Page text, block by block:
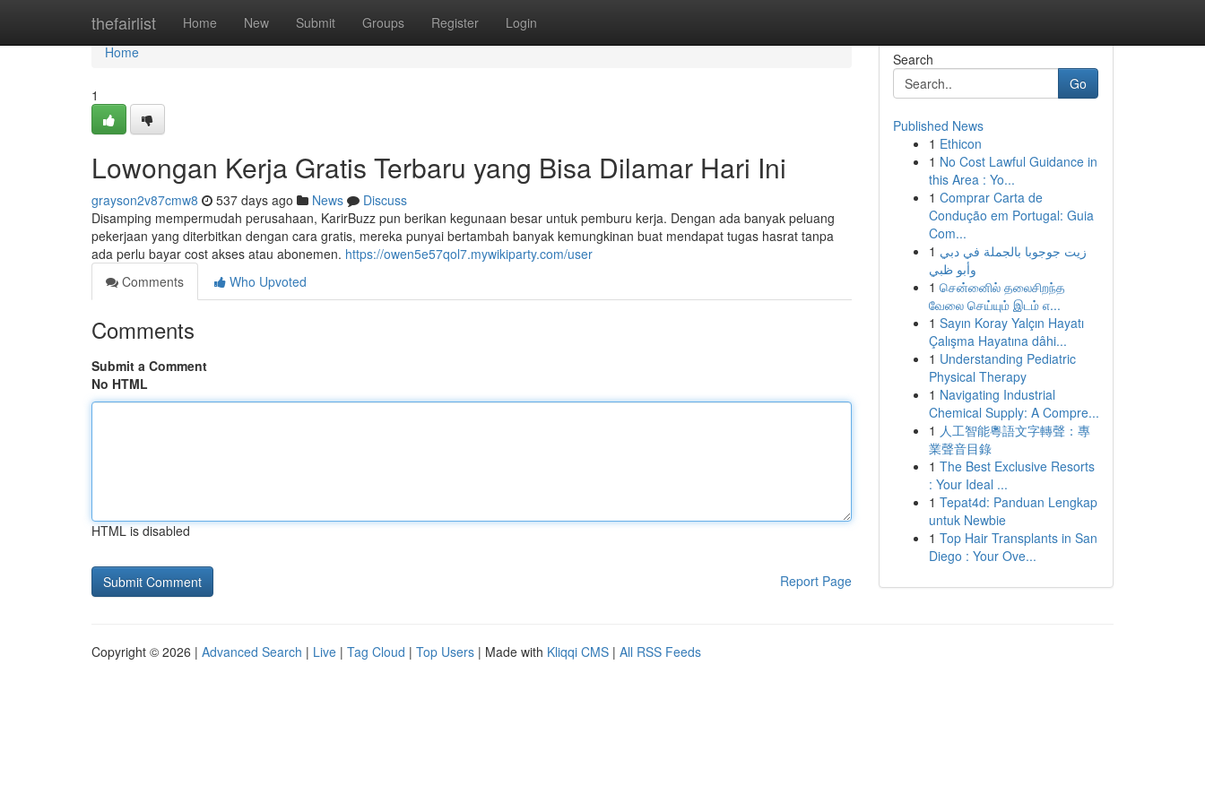
thefairlist Home New Submit Groups Register Login
Home
Home
1
Lowongan Kerja Gratis Terbaru yang Bisa Dilamar Hari Ini
grayson2v87cmw8 537 days ago News
Discuss
Disamping mempermudah perusahaan, KarirBuzz pun berikan kegunaan besar untuk pemburu kerja. Dengan ada banyak peluang
pekerjaan yang diterbitkan dengan cara gratis, mereka punyai bertambah banyak kemungkinan buat mendapat tugas hasrat tanpa
ada perlu bayar cost akses atau abonemen. https://owen5e57qol7.mywikiparty.com/user
Comments
Who Upvoted
Comments
Submit a Comment
No HTML
HTML is disabled
Report Page
Search
Go
Published News
1 Ethicon
1 No Cost Lawful Guidance in
this Area : Yo...
1 Comprar Carta de
Condução em Portugal: Guia
Com...
1 زيت جوجوبا بالجملة في دبي
وأبو ظبي
1 சென்னைில் தலைசிறந்த
வேலை செய்யும் இடம் எ...
1 Sayın Koray Yalçın Hayatı
Çalışma Hayatına dâhi...
1 Understanding Pediatric
Physical Therapy
1 Navigating Industrial
Chemical Supply: A Compre...
1 人工智能粵語文字轉聲：專
業聲音目錄
1 The Best Exclusive Resorts
: Your Ideal ...
1 Tepat4d: Panduan Lengkap
untuk Newbie
1 Top Hair Transplants in San
Diego : Your Ove...
Copyright © 2026 | Advanced Search | Live | Tag Cloud | Top Users | Made with Kliqqi CMS | All RSS Feeds